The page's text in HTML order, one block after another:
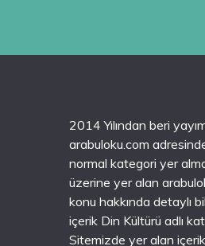
2014 Yılından beri
arabuloku.com
normal kategori yer
üzerine yer alan
konu hakkında detaylı
içerik Din Kültürü adlı
Sitemizde yer alan